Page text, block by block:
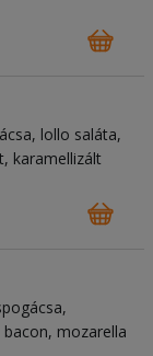
lollo saláta,
karamellizált
mozarella